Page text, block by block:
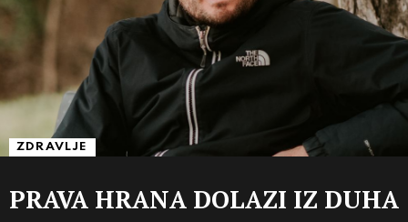
ZDRAVLJE
PRAVA HRANA DOLAZI IZ DUHA